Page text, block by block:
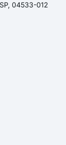
04533-012